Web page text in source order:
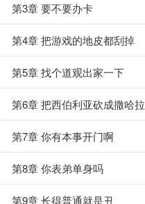
第3章 要不要办卡
第4章 把游戏的地皮都刮掉
第5章 找个道观出家一下
第6章 把西伯利亚砍成撒哈拉
第7章 你有本事开门啊
第8章 你表弟单身吗
第9章 长得普通就是丑